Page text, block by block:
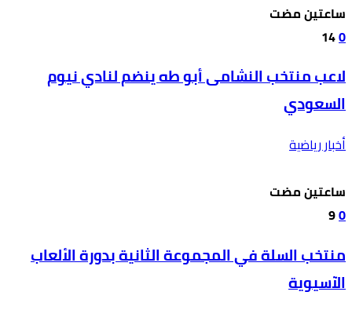
‫‫‫‏‫ساعتين مضت‬
0
14
لاعب منتخب النشامى أبو طه ينضم لنادي نيوم
السعودي
أخبار رياضية
‫‫‫‏‫ساعتين مضت‬
0
9
منتخب السلة في المجموعة الثانية بدورة الألعاب
الآسيوية